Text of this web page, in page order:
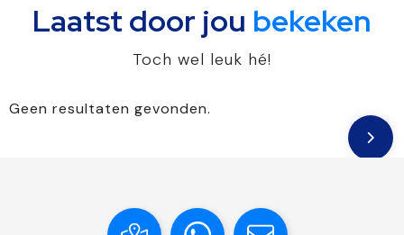
Laatst door jou bekeken
Toch wel leuk hé!
Geen resultaten gevonden.